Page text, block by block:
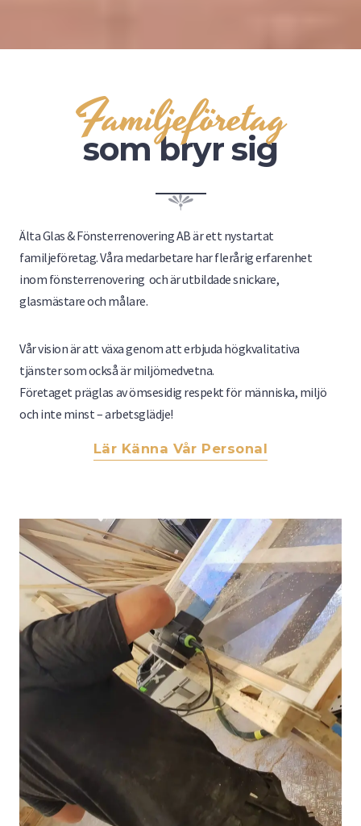
Familjeföretag
som bryr sig
Älta Glas & Fönsterrenovering AB är ett nystartat
familjeföretag. Våra medarbetare har flerårig erfarenhet
inom fönsterrenovering och är utbildade snickare,
glasmästare och målare.
Vår vision är att växa genom att erbjuda högkvalitativa
tjänster som också är miljömedvetna.
Företaget präglas av ömsesidig respekt för människa, miljö
och inte minst – arbetsglädje!
Lär Känna Vår Personal